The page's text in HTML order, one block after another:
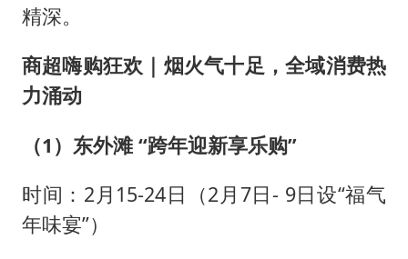
精深。
商超嗨购狂欢｜烟火气十足，全域消费热
力涌动
（1）东外滩 “跨年迎新享乐购”
时间：2月15-24日（2月7日- 9日设“福气
年味宴”）